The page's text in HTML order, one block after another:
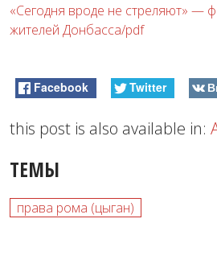
«Сегодня вроде не стреляют» —
жителей Донбасса/pdf
Facebook Twitter
this post is also available in:
ТЕМЫ
права рома (цыган)